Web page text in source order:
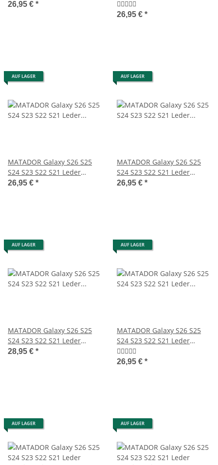
Gürteltasche Antik Braun
26,95 € *
Gürteltasche Schwarz
26,95 € *
AUF LAGER
MATADOR Galaxy S26 S25
S24 S23 S22 S21 Leder
Gürteltasche Braun
26,95 € *
AUF LAGER
MATADOR Galaxy S26 S25
S24 S23 S22 S21 Leder
Gürteltasche Clip Schwarz
26,95 € *
AUF LAGER
MATADOR Galaxy S26 S25
S24 S23 S22 S21 Leder
Gürteltasche Schwarz
28,95 € *
AUF LAGER
MATADOR Galaxy S26 S25
S24 S23 S22 S21 Leder
Gürteltasche Schwarz
26,95 € *
AUF LAGER AUF LAGER